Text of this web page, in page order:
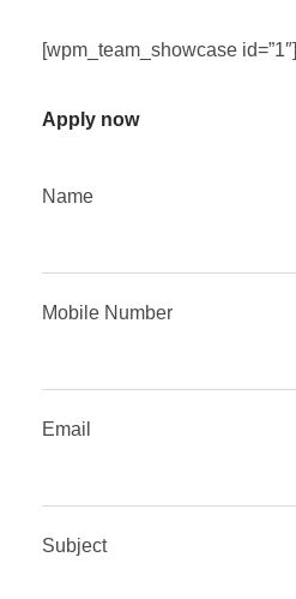
[wpm_team_showcase id=”1″]
Apply now
Name
Mobile Number
Email
Subject